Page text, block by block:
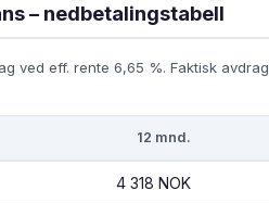
– nedbetalingstabell
ved eff. rente 6,65 %. Faktisk
12 mnd.
4 318 NOK